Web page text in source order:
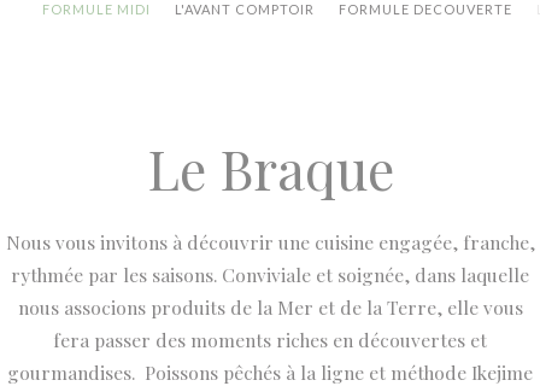
FORMULE MIDI L'AVANT COMPTOIR FORMULE DECOUVERTE
Le Braque
Nous vous invitons à découvrir une cuisine engagée, franche,
rythmée par les saisons. Conviviale et soignée, dans laquelle
nous associons produits de la Mer et de la Terre, elle vous
fera passer des moments riches en découvertes et
gourmandises. Poissons pêchés à la ligne et méthode Ikejime